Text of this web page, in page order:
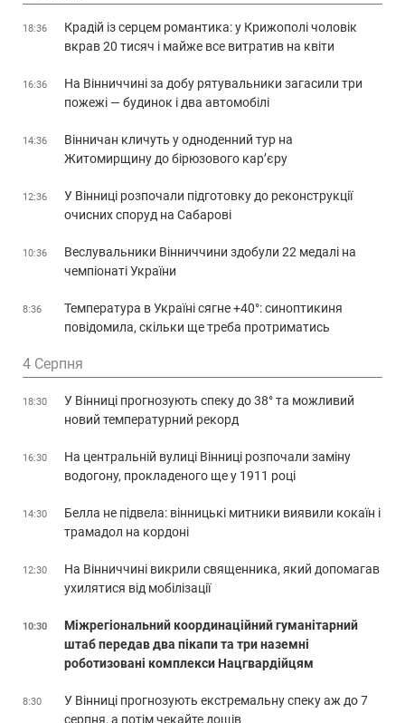
18:36
Крадій із серцем романтика: у Крижополі чоловік
вкрав 20 тисяч і майже все витратив на квіти
16:36
На Вінниччині за добу рятувальники загасили три
пожежі — будинок і два автомобілі
14:36
Вінничан кличуть у одноденний тур на
Житомирщину до бірюзового кар’єру
12:36
У Вінниці розпочали підготовку до реконструкції
очисних споруд на Сабарові
10:36
Веслувальники Вінниччини здобули 22 медалі на
чемпіонаті України
8:36
Температура в Україні сягне +40°: синоптикиня
повідомила, скільки ще треба протриматись
4 Серпня
18:30
У Вінниці прогнозують спеку до 38° та можливий
новий температурний рекорд
16:30
На центральній вулиці Вінниці розпочали заміну
водогону, прокладеного ще у 1911 році
14:30
Белла не підвела: вінницькі митники виявили кокаїн і
трамадол на кордоні
12:30
На Вінниччині викрили священника, який допомагав
ухилятися від мобілізації
10:30
Міжрегіональний координаційний гуманітарний
штаб передав два пікапи та три наземні
роботизовані комплекси Нацгвардійцям
8:30
У Вінниці прогнозують екстремальну спеку аж до 7
серпня, а потім чекайте дощів